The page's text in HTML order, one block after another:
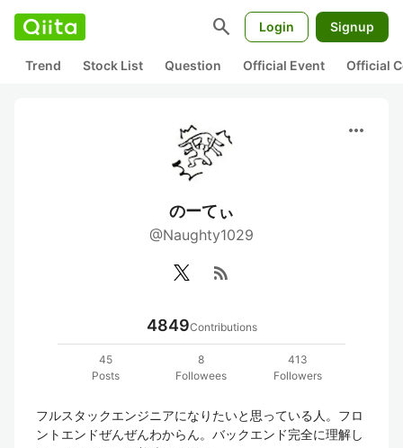
search Login Signup
Trend Stock List Question Official Event Official
more_horiz
のーてぃ
@Naughty1029
rss_feed
4849Contributions
45
Posts
8
Followees
413
Followers
フルスタックエンジニアになりたいと思っている人。フロ
ントエンドぜんぜんわからん。バックエンド完全に理解し